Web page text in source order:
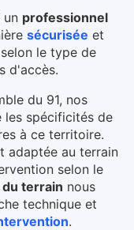
un professionnel
sécurisée et
selon le type de
d'accès.
du 91, nos
les spécificités de
à ce territoire.
adaptée au terrain
selon le
terrain nous
technique et
.